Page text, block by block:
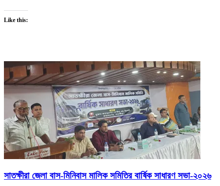
Like this:
সাতক্ষীরা জেলা বাস-মিনিবাস মালিক সমিতির বার্ষিক সাধারণ সভা-২০২৬